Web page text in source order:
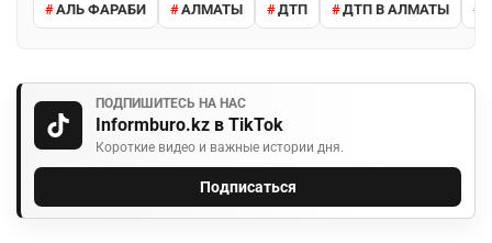
АЛЬ ФАРАБИ АЛМАТЫ ДТП ДТП В АЛМАТЫ
ПОДПИШИТЕСЬ НА НАС
Informburo.kz в TikTok
Короткие видео и важные истории дня.
Подписаться